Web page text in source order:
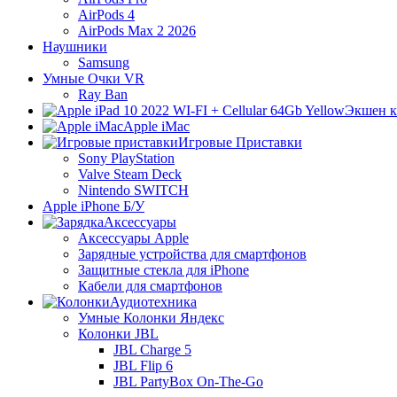
AirPods 4
AirPods Max 2 2026
Наушники
Samsung
Умные Очки VR
Ray Ban
Экшен
Apple iMac
Игровые Приставки
Sony PlayStation
Valve Steam Deck
Nintendo SWITCH
Apple iPhone Б/У
Аксессуары
Аксессуары Apple
Зарядные устройства для смартфонов
Защитные стекла для iPhone
Кабели для смартфонов
Аудиотехника
Умные Колонки Яндекс
Колонки JBL
JBL Charge 5
JBL Flip 6
JBL PartyBox On-The-Go